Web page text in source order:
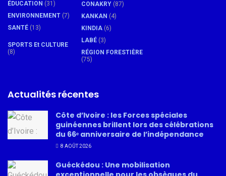
ÉDUCATION (31)
ENVIRONNEMENT (7)
SANTÉ (13)
SPORTS Et CULTURE
(8)
CONAKRY (87)
KANKAN (4)
KINDIA (6)
LABÉ (3)
RÉGION FORESTIÈRE
(75)
Actualités récentes
Côte d’Ivoire : les Forces spéciales
guinéennes brillent lors des célébrations
du 66ᵉ anniversaire de l’indépendance
8 AOÛT 2026
Guéckédou : Une mobilisation